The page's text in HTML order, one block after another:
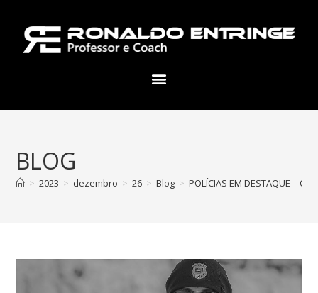
BLOG
> 2023 > dezembro > 26 > Blog > POLÍCIAS EM DESTAQUE –